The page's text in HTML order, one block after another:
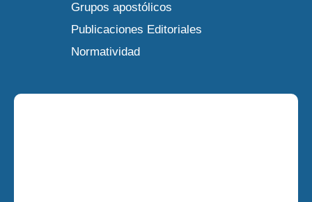
Grupos apostólicos
Publicaciones Editoriales
Normatividad